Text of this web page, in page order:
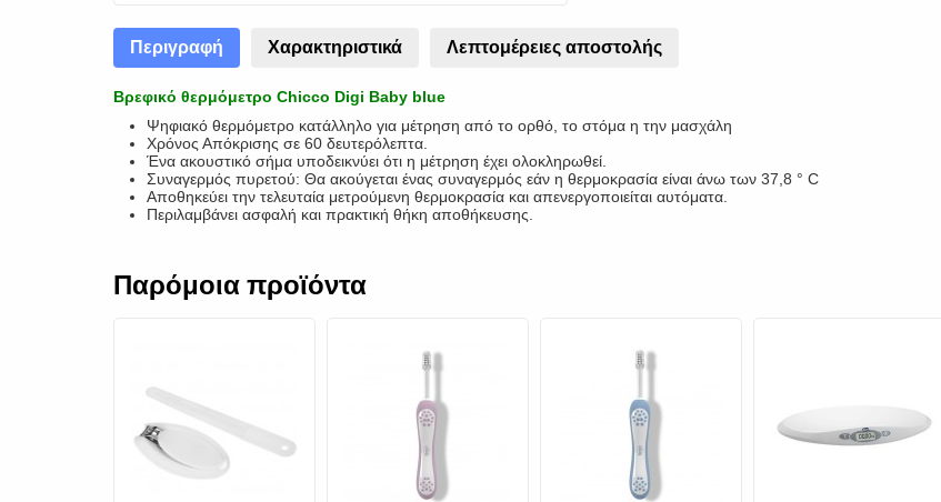
Περιγραφή Χαρακτηριστικά Λεπτομέρειες αποστολής
Βρεφικό θερμόμετρο Chicco Digi Baby blue
Ψηφιακό θερμόμετρο κατάλληλο για μέτρηση από το ορθό, το στόμα η την μασχάλη
Χρόνος Απόκρισης σε 60 δευτερόλεπτα.
Ένα ακουστικό σήμα υποδεικνύει ότι η μέτρηση έχει ολοκληρωθεί.
Συναγερμός πυρετού: Θα ακούγεται ένας συναγερμός εάν η θερμοκρασία είναι άνω των 37,8 ° C
Αποθηκεύει την τελευταία μετρούμενη θερμοκρασία και απενεργοποιείται αυτόματα.
Περιλαμβάνει ασφαλή και πρακτική θήκη αποθήκευσης.
Παρόμοια προϊόντα